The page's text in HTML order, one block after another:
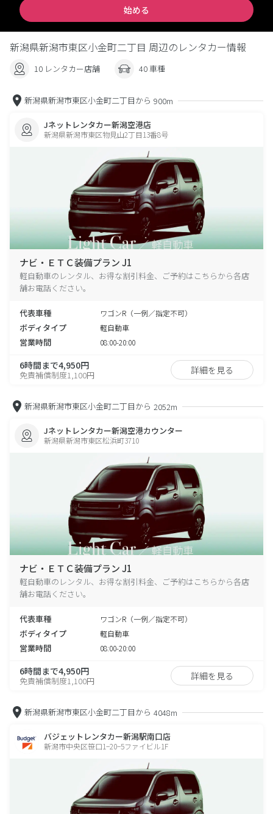
始める
新潟県新潟市東区小金町二丁目 周辺のレンタカー情報
10 レンタカー店舗 40 車種
新潟県新潟市東区小金町二丁目から 900m
Jネットレンタカー新潟空港店
新潟県新潟市東区物見山2丁目13番8号
ナビ・ＥＴＣ装備プラン J1
軽自動車のレンタル、お得な割引料金、ご予約はこちらから各店
舗お電話ください。
代表車種 ワゴンR（一例／指定不可）
ボディタイプ 軽自動車
営業時間 08:00-20:00
6時間まで4,950円
免責補償制度1,100円 詳細を見る
新潟県新潟市東区小金町二丁目から 2052m
Jネットレンタカー新潟空港カウンター
新潟県新潟市東区松浜町3710
ナビ・ＥＴＣ装備プラン J1
軽自動車のレンタル、お得な割引料金、ご予約はこちらから各店
舗お電話ください。
代表車種 ワゴンR（一例／指定不可）
ボディタイプ 軽自動車
営業時間 08:00-20:00
6時間まで4,950円
免責補償制度1,100円 詳細を見る
新潟県新潟市東区小金町二丁目から 4048m
バジェットレンタカー新潟駅南口店
新潟市中央区笹口1−20−5ファイビル1F